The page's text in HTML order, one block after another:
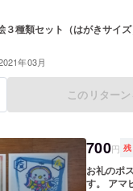
３種類セット（はがきサイズ
年03月
このリター
700円 残
お礼のポ
す。 アマ